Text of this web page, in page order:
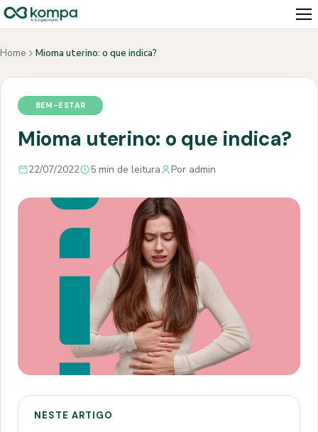
Home Mioma uterino: o que indica?
BEM-ESTAR
Mioma uterino: o que indica?
22/07/2022 5 min de leitura Por admin
NESTE ARTIGO